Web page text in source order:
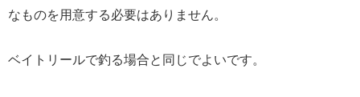
なものを用意する必要はありません。
ベイトリールで釣る場合と同じでよいです。